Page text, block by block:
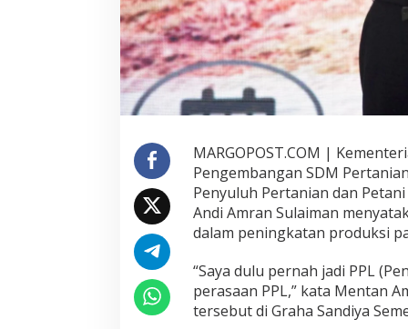
a
n
i
a
n
d
a
P
e
t
a
n
i
J
w
a
T
MARGOPOST.COM |
Pengembangan SDM
Penyuluh Pertanian dan
Andi Amran Sulaiman
dalam peningkatan produksi
“Saya dulu pernah jadi PPL
perasaan PPL,” kata Mentan
tersebut di Graha Sandiya